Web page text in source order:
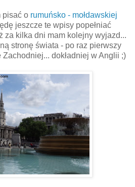
pisać o rumuńsko - mołdawskiej
jeszcze te wpisy popełniać
za kilka dni mam kolejny wyjazd...
stronę świata - po raz pierwszy
dokładniej w Anglii ;)